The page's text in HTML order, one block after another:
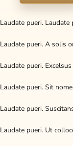
Laudate pueri. Laudate
Laudate pueri. A solis
Laudate pueri.
Laudate pueri. Sit
Laudate pueri.
Laudate pueri. Ut